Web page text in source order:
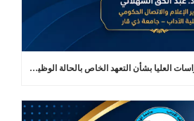
تنويه مهم للمقبولين في الدراسات العليا بشأن التعهد الخاص بالحالة الوظيفية